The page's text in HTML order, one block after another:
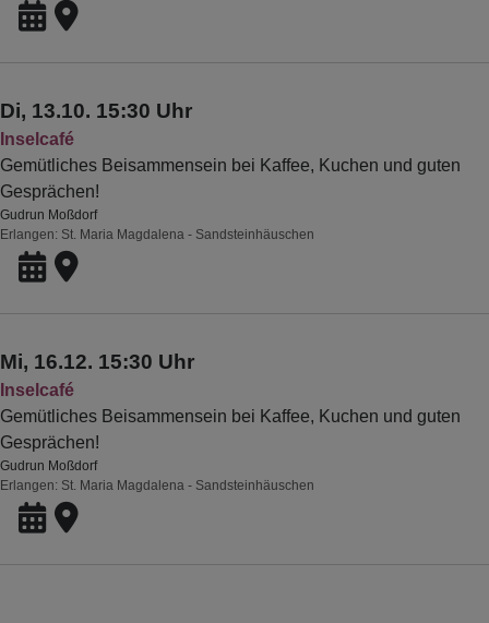
Di, 13.10. 15:30 Uhr
Inselcafé
Gemütliches Beisammensein bei Kaffee, Kuchen und guten
Gesprächen!
Gudrun Moßdorf
Erlangen St. Maria Magdalena - Sandsteinhäuschen
Mi, 16.12. 15:30 Uhr
Inselcafé
Gemütliches Beisammensein bei Kaffee, Kuchen und guten
Gesprächen!
Gudrun Moßdorf
Erlangen St. Maria Magdalena - Sandsteinhäuschen